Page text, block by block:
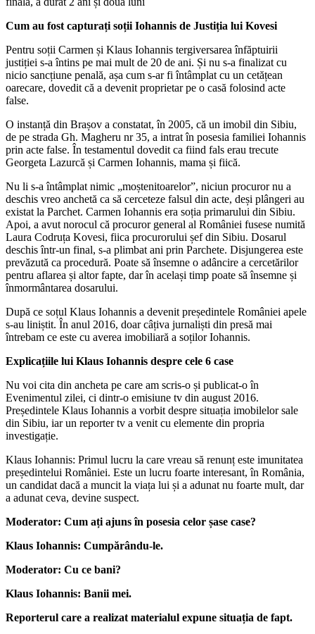
Cum au fost capturați soții Iohannis de Justiția lui Kovesi
Pentru soții Carmen și Klaus Iohannis tergiversarea înfăptuirii
justiției s-a întins pe mai mult de 20 de ani. Și nu s-a finalizat cu
nicio sancțiune penală, așa cum s-ar fi întâmplat cu un cetățean
oarecare, dovedit că a devenit proprietar pe o casă folosind acte
false.
O instanță din Brașov a constatat, în 2005, că un imobil din Sibiu,
de pe strada Gh. Magheru nr 35, a intrat în posesia familiei Iohannis
prin acte false. În testamentul dovedit ca fiind fals erau trecute
Georgeta Lazurcă și Carmen Iohannis, mama și fiică.
Nu li s-a întâmplat nimic „moștenitoarelor”, niciun procuror nu a
deschis vreo anchetă ca să cerceteze falsul din acte, deși plângeri au
existat la Parchet. Carmen Iohannis era soția primarului din Sibiu.
Apoi, a avut norocul că procuror general al României fusese numită
Laura Codruța Kovesi, fiica procurorului șef din Sibiu. Dosarul
deschis într-un final, s-a plimbat ani prin Parchete. Disjungerea este
prevăzută ca procedură. Poate să însemne o adâncire a cercetărilor
pentru aflarea și altor fapte, dar în același timp poate să însemne și
înmormântarea dosarului.
După ce soțul Klaus Iohannis a devenit președintele României apele
s-au liniștit. În anul 2016, doar câțiva jurnaliști din presă mai
întrebam ce este cu averea imobiliară a soților Iohannis.
Explicațiile lui Klaus Iohannis despre cele 6 case
Nu voi cita din ancheta pe care am scris-o și publicat-o în
Evenimentul zilei, ci dintr-o emisiune tv din august 2016.
Președintele Klaus Iohannis a vorbit despre situația imobilelor sale
din Sibiu, iar un reporter tv a venit cu elemente din propria
investigație.
Klaus Iohannis: Primul lucru la care vreau să renunț este imunitatea
președintelui României. Este un lucru foarte interesant, în România,
un candidat dacă a muncit la viața lui și a adunat nu foarte mult, dar
a adunat ceva, devine suspect.
Moderator: Cum ați ajuns în posesia celor șase case?
Klaus Iohannis: Cumpărându-le.
Moderator: Cu ce bani?
Klaus Iohannis: Banii mei.
Reporterul care a realizat materialul expune situația de fapt.